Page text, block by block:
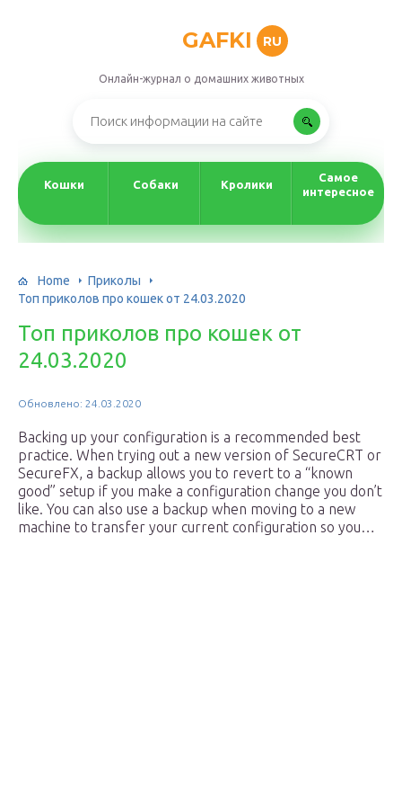
GAFKI RU
Онлайн-журнал о домашних животных
Кошки Собаки Кролики
Самое
интересное
Home
Приколы
Топ приколов про кошек от 24.03.2020
Топ приколов про кошек от
24.03.2020
Обновлено: 24.03.2020
Backing up your configuration is a recommended best
practice. When trying out a new version of SecureCRT or
SecureFX, a backup allows you to revert to a “known
good” setup if you make a configuration change you don’t
like. You can also use a backup when moving to a new
machine to transfer your current configuration so you…